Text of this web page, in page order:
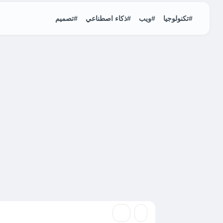
#تكنولوجيا #ويب #ذكاء اصطناعي #تصميم